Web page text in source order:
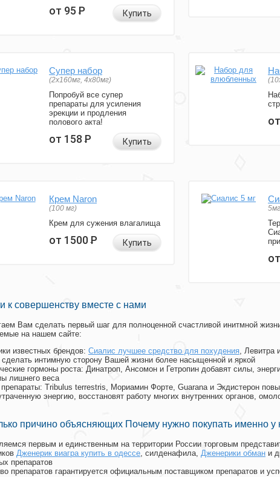
от 95Р Купить
Супер набор
(2х160мг, 4х80мг)
Попробуй все супер
препараты для усиления
эрекции и продления
полового акта!
от 158Р Купить
Крем Naron
(100 мг)
Крем для сужения влагалища
от 1500Р Купить
5мг
к совершенству вместе с нами
Вам сделать первый шаг для полноценной счастливой инитмной
на нашем сайте:
известных брендов: Сиалис лучшее средство для похудения, Левитра
сделать интимную сторону Вашей жизни более насыщенной и яркой
гормоны роста: Динатроп, Ансомон и Гетропин добавят силы,
лишнего веса
Tribulus terrestris, Мориамин Форте, Guarana и Экдистерон
энергию, восстановят работу многих внутренних органов,
причино объясняющих Почему нужно покупать именно у
первым и единственным на территории России торговым
Дженерик виагра купить в одессе, силденафила, Дженерики обман и
препаратов
препаратов гарантируется официальным поставщиком препаратов и